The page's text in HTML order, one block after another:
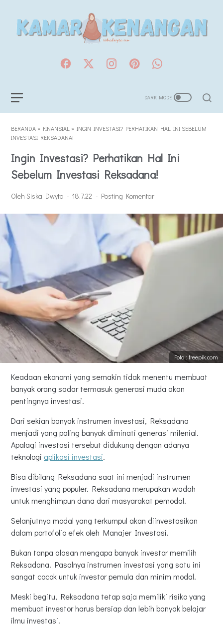
BERANDA » FINANSIAL » INGIN INVESTASI? PERHATIKAN HAL INI SEBELUM
INVESTASI REKSADANA!
Ingin Investasi? Perhatikan Hal Ini
Sebelum Investasi Reksadana!
Oleh Siska Dwyta 18.7.22 Posting Komentar
Foto : freepik.com
Keadaan ekonomi yang semakin tidak menentu membuat
banyak orang sadar termasuk generasi muda akan
pentingnya investasi.
Dari sekian banyak instrumen investasi, Reksadana
menjadi yang paling banyak diminati generasi milenial.
Apalagi investasi tersebut didukung dengan adanya
teknologi aplikasi investasi.
Bisa dibilang Reksadana saat ini menjadi instrumen
investasi yang populer. Reksadana merupakan wadah
untuk menghimpun dana dari masyarakat pemodal.
Selanjutnya modal yang terkumpul akan diinvestasikan
dalam portofolio efek oleh Manajer Investasi.
Bukan tanpa alasan mengapa banyak investor memilih
Reksadana. Pasalnya instrumen investasi yang satu ini
sangat cocok untuk investor pemula dan minim modal.
Meski begitu, Reksadana tetap saja memiliki risiko yang
membuat investor harus bersiap dan lebih banyak belajar
ilmu investasi.